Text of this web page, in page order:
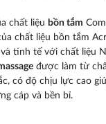
chất liệu bồn tắm
chất liệu bồn tắm
tinh tế với chất liệu
được làm từ
có độ chịu lực cao
cáp và bền bỉ.